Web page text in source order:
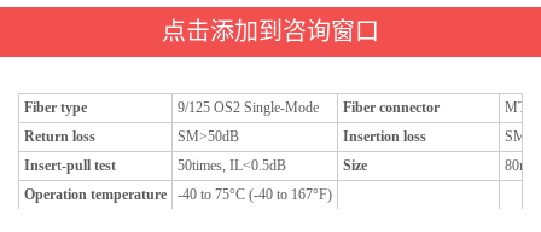
点击添加到咨询窗口
Fiber type 9/125 OS2 Single-Mode Fiber connector
Return loss
SM>50dB Insertion loss
Insert-pull test
50times, IL<0.5dB Size
Operation temperature
-40 to 75°C (-40 to 167°F)